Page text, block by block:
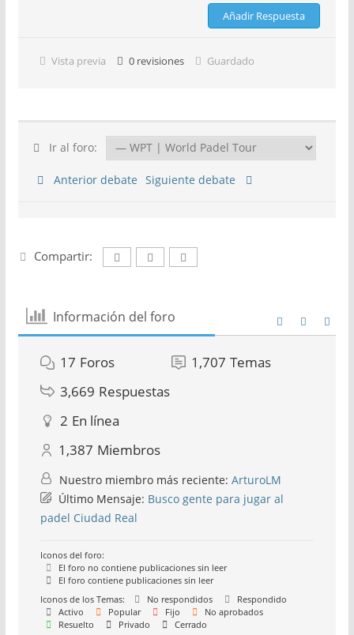
Vista previa 0 revisiones Guardado
Ir al foro:
Anterior debate Siguiente debate
Compartir:
Información del foro
17 Foros 1,707 Temas
3,669 Respuestas
2 En línea
1,387 Miembros
Nuestro miembro más reciente: ArturoLM
Último Mensaje: Busco gente para jugar al
padel Ciudad Real
Iconos del foro:
El foro no contiene publicaciones sin leer
El foro contiene publicaciones sin leer
Iconos de los Temas:
No respondidos
Respondido
Activo
Popular Fijo
No aprobados
Resuelto
Privado Cerrado